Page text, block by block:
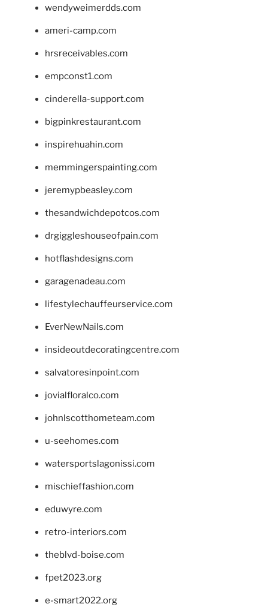
wendyweimerdds.com
ameri-camp.com
hrsreceivables.com
empconst1.com
cinderella-support.com
bigpinkrestaurant.com
inspirehuahin.com
memmingerspainting.com
jeremypbeasley.com
thesandwichdepotcos.com
drgiggleshouseofpain.com
hotflashdesigns.com
garagenadeau.com
lifestylechauffeurservice.com
EverNewNails.com
insideoutdecoratingcentre.com
salvatoresinpoint.com
jovialfloralco.com
johnlscotthometeam.com
u-seehomes.com
watersportslagonissi.com
mischieffashion.com
eduwyre.com
retro-interiors.com
theblvd-boise.com
fpet2023.org
e-smart2022.org